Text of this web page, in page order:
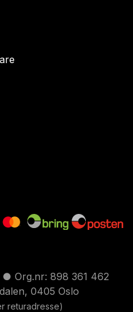
● Org.nr: 898 361 462
0405 Oslo
returadresse)